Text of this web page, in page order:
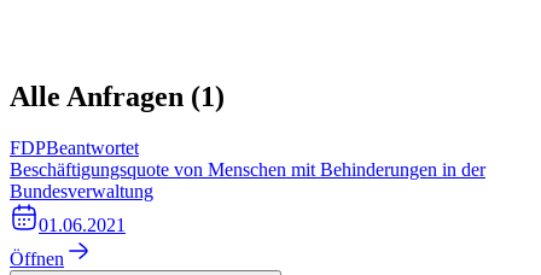
Alle Anfragen (1)
FDPBeantwortet
Beschäftigungsquote von Menschen mit Behinderungen in der
Bundesverwaltung
01.06.2021
Öffnen